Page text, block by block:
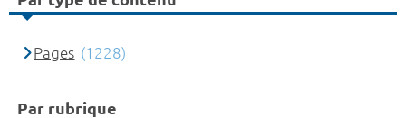
Pages (1228)
Par rubrique